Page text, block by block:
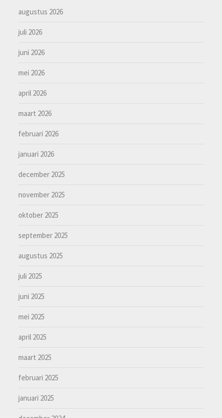
augustus 2026
juli 2026
juni 2026
mei 2026
april 2026
maart 2026
februari 2026
januari 2026
december 2025
november 2025
oktober 2025
september 2025
augustus 2025
juli 2025
juni 2025
mei 2025
april 2025
maart 2025
februari 2025
januari 2025